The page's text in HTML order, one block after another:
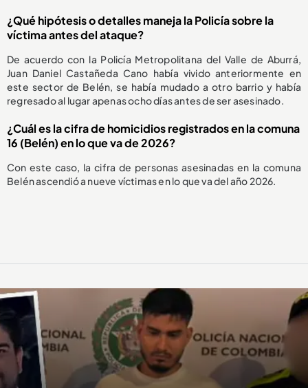
¿Qué hipótesis o detalles maneja la Policía sobre la
víctima antes del ataque?
De acuerdo con la Policía Metropolitana del Valle de Aburrá,
Juan Daniel Castañeda Cano había vivido anteriormente en
este sector de Belén, se había mudado a otro barrio y había
regresado al lugar apenas ocho días antes de ser asesinado.
¿Cuál es la cifra de homicidios registrados en la comuna
16 (Belén) en lo que va de 2026?
Con este caso, la cifra de personas asesinadas en la comuna
Belén ascendió a nueve víctimas en lo que va del año 2026.